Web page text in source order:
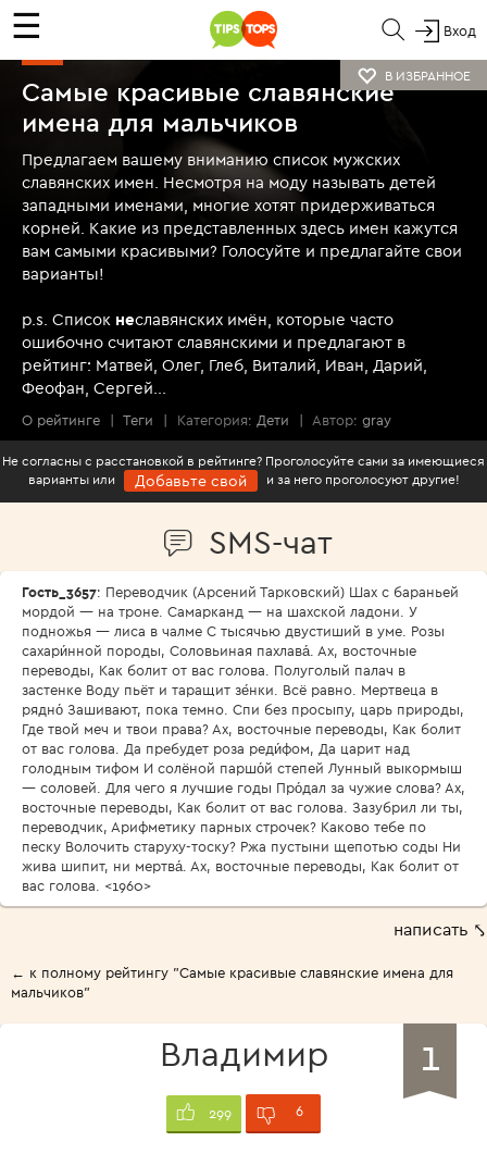
☰ Вход
В ИЗБРАННОЕ
Самые красивые славянские
имена для мальчиков
Предлагаем вашему вниманию список мужских
славянских имен. Несмотря на моду называть детей
западными именами, многие хотят придерживаться
корней. Какие из представленных здесь имен кажутся
вам самыми красивыми? Голосуйте и предлагайте свои
варианты!
p.s. Список неславянских имён, которые часто
ошибочно считают славянскими и предлагают в
рейтинг: Матвей, Олег, Глеб, Виталий, Иван, Дарий,
Феофан, Сергей...
О рейтинге | Теги | Категория: Дети | Автор: gray
Не согласны с расстановкой в рейтинге? Проголосуйте сами за имеющиеся
варианты или
Добавьте свой и за него проголосуют другие!
SMS-чат
Гость_3657: Переводчик (Арсений Тарковский) Шах с бараньей
мордой — на троне. Самарканд — на шахской ладони. У
подножья — лиса в чалме С тысячью двустиший в уме. Розы
сахари́нной породы, Соловьиная пахлава́. Ах, восточные
переводы, Как болит от вас голова. Полуголый палач в
застенке Воду пьёт и таращит зе́нки. Всё равно. Мертвеца в
рядно́ Зашивают, пока темно. Спи без просыпу, царь природы,
Где твой меч и твои права? Ах, восточные переводы, Как болит
от вас голова. Да пребудет роза реди́фом, Да царит над
голодным тифом И солёной паршо́й степей Лунный выкормыш
— соловей. Для чего я лучшие годы Про́дал за чужие слова? Ах,
восточные переводы, Как болит от вас голова. Зазубрил ли ты,
переводчик, Арифметику парных строчек? Каково тебе по
песку Волочить старуху-тоску? Ржа пустыни щепотью соды Ни
жива шипит, ни мертва́. Ах, восточные переводы, Как болит от
вас голова. <1960>
написать ⤣
← к полному рейтингу "Самые красивые славянские имена для
мальчиков"
1
Владимир
299 6